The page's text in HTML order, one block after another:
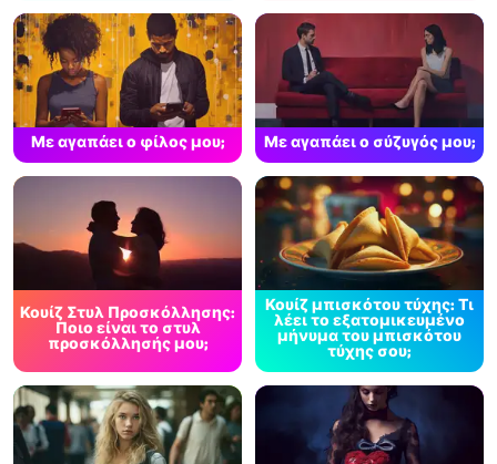
Με αγαπάει ο φίλος μου; Με αγαπάει ο σύζυγός μου;
Κουίζ Στυλ Προσκόλλησης:
Ποιο είναι το στυλ
προσκόλλησής μου;
Κουίζ μπισκότου τύχης: Τι
λέει το εξατομικευμένο
μήνυμα του μπισκότου
τύχης σου;